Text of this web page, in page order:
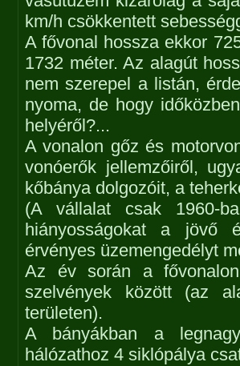
km/h csökkentett
A fővonal hossza ekkor
1732 méter. Az alagút
nem szerepel a listán,
nyoma, de hogy
helyéről?...
A vonalon gőz és
vonóerők jellemzőiről,
kőbánya dolgozóit, a
(A vállalat csak 1960-
hiányosságokat a jövő
érvényes üzemengedélyt
Az év során a
szelvények között (az
területen).
A bányákban a
hálózathoz 4 siklópálya